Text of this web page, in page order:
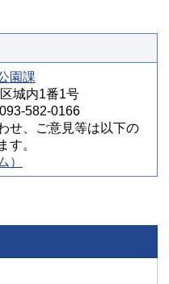
園課
城内1番1号
582-0166
せ、ご意見等は以下の
す。
）